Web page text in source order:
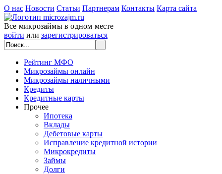
О нас Новости Статьи Партнерам Контакты Карта сайта
Все микрозаймы в одном месте
войти или зарегистрироваться
Рейтинг МФО
Микрозаймы онлайн
Микрозаймы наличными
Кредиты
Кредитные карты
Прочее
Ипотека
Вклады
Дебетовые карты
Исправление кредитной истории
Микрокредиты
Займы
Долги